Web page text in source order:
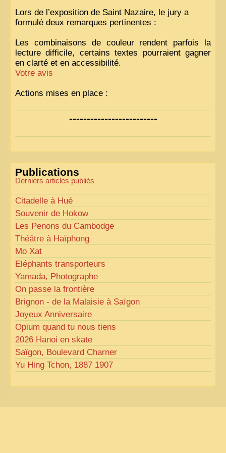
Lors de l’exposition de Saint Nazaire, le jury a
formulé deux remarques pertinentes :
Les combinaisons de couleur rendent parfois la
lecture difficile, certains textes pourraient gagner
en clarté et en accessibilité.
Votre avis
Actions mises en place :
Nous avons déjà ajusté les couleurs pour améliorer
la lisibilité. Votre avis nous intéresse !
« Comme tout bon collectionneur le sait, la
perfection est un idéal… mais nous y travaillons
-------------------------
Publications
Derniers articles publiés
Citadelle à Hué
Souvenir de Hokow
Les Penons du Cambodge
Théâtre à Haïphong
Mo Xat
Eléphants transporteurs
Yamada, Photographe
On passe la frontière
Brignon - de la Malaisie à Saïgon
Joyeux Anniversaire
Opium quand tu nous tiens
2026 Hanoi en skate
Saïgon, Boulevard Charner
Yu Hing Tchon, 1887 1907